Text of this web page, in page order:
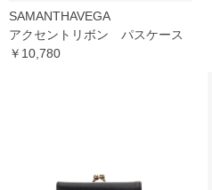
SAMANTHAVEGA
アクセントリボン パスケース
￥10,780